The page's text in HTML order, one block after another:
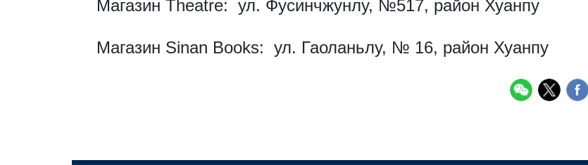
Магазин Theatre: ул. Фусинчжунлу, №517, район Хуанпу
Магазин Sinan Books: ул. Гаоланьлу, № 16, район Хуанпу